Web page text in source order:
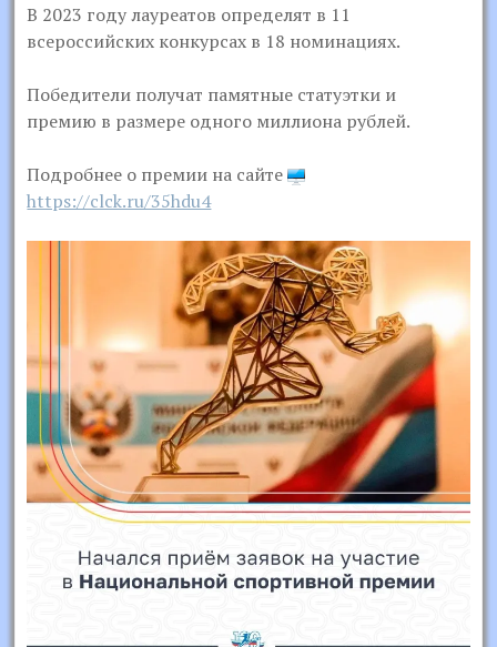
В 2023 году лауреатов определят в 11
всероссийских конкурсах в 18 номинациях.
Победители получат памятные статуэтки и
премию в размере одного миллиона рублей.
Подробнее о премии на сайте
https://clck.ru/35hdu4